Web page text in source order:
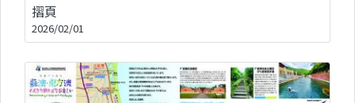
摺頁
2026/02/01